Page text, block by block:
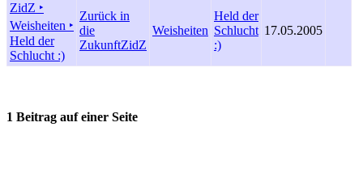
ZidZ ‣
Weisheiten ‣
Held der
Schlucht :)
Zurück in
die
ZukunftZidZ
Weisheiten
Held der
Schlucht
:)
17.05.2005
1 Beitrag auf einer Seite